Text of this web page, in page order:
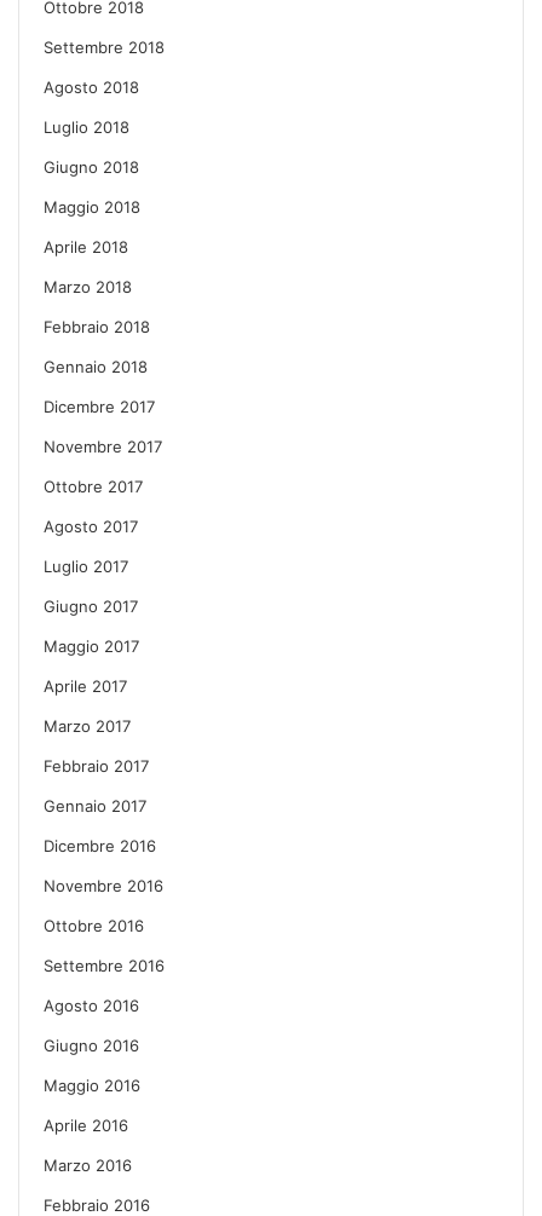
Ottobre 2018
Settembre 2018
Agosto 2018
Luglio 2018
Giugno 2018
Maggio 2018
Aprile 2018
Marzo 2018
Febbraio 2018
Gennaio 2018
Dicembre 2017
Novembre 2017
Ottobre 2017
Agosto 2017
Luglio 2017
Giugno 2017
Maggio 2017
Aprile 2017
Marzo 2017
Febbraio 2017
Gennaio 2017
Dicembre 2016
Novembre 2016
Ottobre 2016
Settembre 2016
Agosto 2016
Giugno 2016
Maggio 2016
Aprile 2016
Marzo 2016
Febbraio 2016